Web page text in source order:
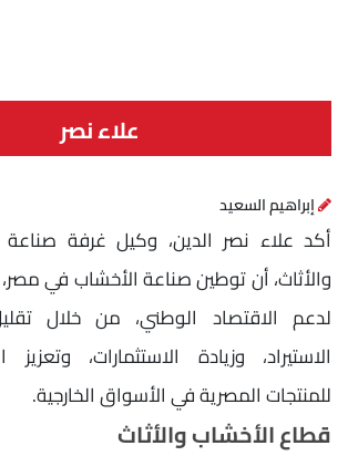
علاء نصر
إبراهيم السعيد
أكد علاء نصر الدين، وكيل غرفة
والأثاث، أن توطين صناعة الأخشاب في
لدعم الاقتصاد الوطني، من خلال
الاستيراد، وزيادة الاستثمارات، وتعزيز
للمنتجات المصرية في الأسواق الخارجية.
قطاع الأخشاب والأثاث